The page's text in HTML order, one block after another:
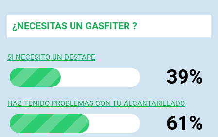
¿NECESITAS UN GASFITER ?
SI NECESITO UN DESTAPE
39%
HAZ TENIDO PROBLEMAS CON TU ALCANTARILLADO
61%